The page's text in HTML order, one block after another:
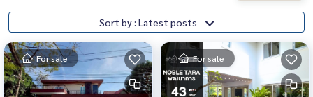
Sort by : Latest posts
For sale For sale